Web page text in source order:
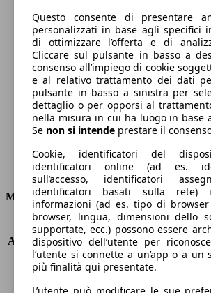
129 g/km
Emissioni di CO2 (combinato)*
Consumi
Motore e Prestazioni
KW (PS)
81 kW (110 PS)
Accelerazione (0-100 km/h)
10.5s
Velocità massima (km/h)
187 km/h
Numero di marce
6
Coppia
230 nm
Questo consente di presentare
personalizzati in base agli specifici
di ottimizzare l’offerta e di
Cliccare sul pulsante in basso a
consenso all’impiego di cookie
e al relativo trattamento dei dati
pulsante in basso a sinistra per
dettaglio o per opporsi al
nella misura in cui ha luogo in base
Se non si intende prestare il
Cookie, identificatori del
identificatori online (ad es.
sull’accesso, identificatori
identificatori basati sulla rete)
informazioni (ad es. tipo di
browser, lingua, dimensioni dello
supportate, ecc.) possono essere
dispositivo dell’utente per
l’utente si connette a un’app o a
più finalità qui presentate.